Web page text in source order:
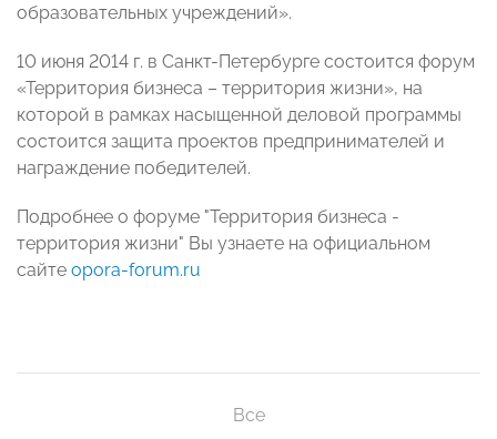
образовательных учреждений».
10 июня 2014 г. в Санкт-Петербурге состоится форум
«Территория бизнеса – территория жизни», на
которой в рамках насыщенной деловой программы
состоится защита проектов предпринимателей и
награждение победителей.
Подробнее о форуме "Территория бизнеса -
территория жизни" Вы узнаете на официальном
сайте opora-forum.ru
Все